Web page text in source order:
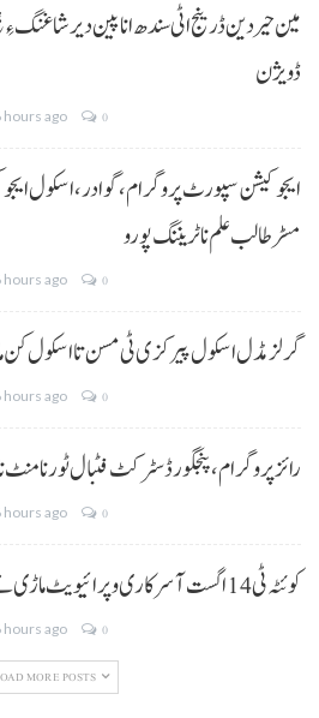
مین حیردین ڈرینج اٹی سندھ انا پین دیر شاغنگ
ڈویژن
hours ago 0
مسڑ طالب علم نا ٹریننگ پورو
hours ago 0
گرلز مڈل اسکول پیرکزی ٹی مسن تا اسکول کن
hours ago 0
رائز پروگرام، پنجگور ڈسٹرکٹ فٹبال
hours ago 0
کوئٹہ ٹی 14 اگست آ سرکاری و پرائیویٹ ماڑی تے بیرفنگ نا بابت دیوان
hours ago 0
MORE POSTS